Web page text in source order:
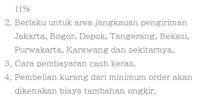
11%
Berlaku untuk area jangkauan pengiriman
Jakarta, Bogor, Depok, Tangerang, Bekasi,
Purwakarta, Karawang dan sekitarnya.
Cara pembayaran cash keras.
Pembelian kurang dari minimum order akan
dikenakan biaya tambahan ongkir.